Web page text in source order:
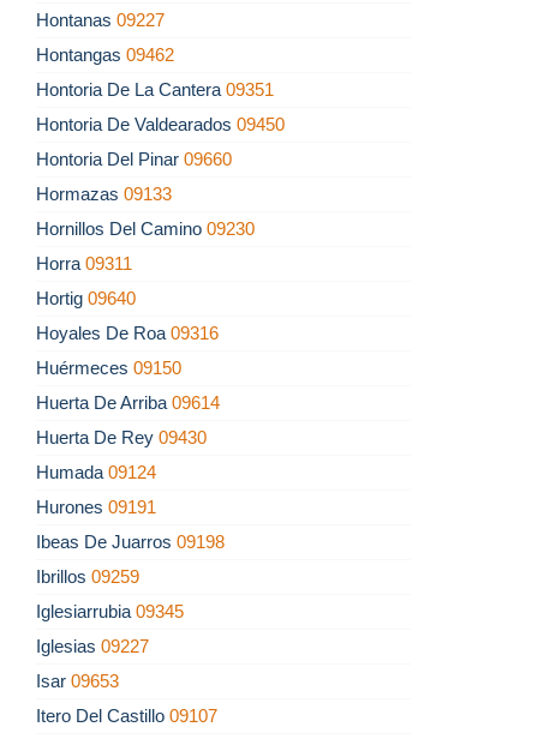
Hontanas 09227
Hontangas 09462
Hontoria De La Cantera 09351
Hontoria De Valdearados 09450
Hontoria Del Pinar 09660
Hormazas 09133
Hornillos Del Camino 09230
Horra 09311
Hortig 09640
Hoyales De Roa 09316
Huérmeces 09150
Huerta De Arriba 09614
Huerta De Rey 09430
Humada 09124
Hurones 09191
Ibeas De Juarros 09198
Ibrillos 09259
Iglesiarrubia 09345
Iglesias 09227
Isar 09653
Itero Del Castillo 09107